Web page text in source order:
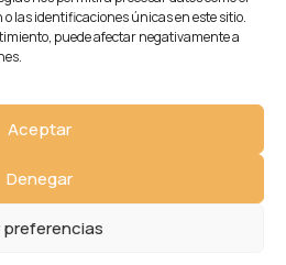
las identificaciones únicas en este sitio.
puede afectar negativamente a
Aceptar
Denegar
preferencias
privacidad–Política de cookies